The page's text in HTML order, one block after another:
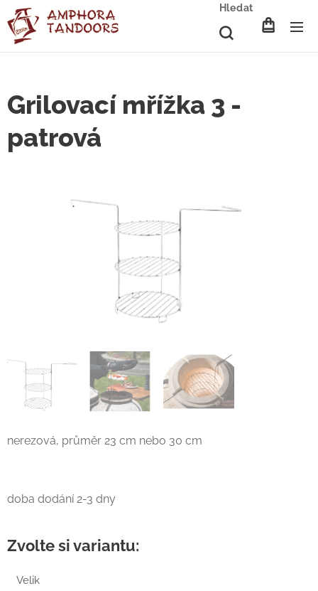
Hledat
Grilovací mřížka 3 -
patrová
nerezová, průměr 23 cm nebo 30 cm
doba dodání 2-3 dny
Zvolte si variantu:
Velik